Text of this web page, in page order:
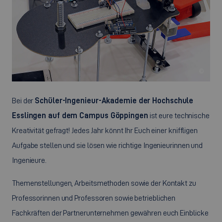
Bei der Schüler-Ingenieur-Akademie der Hochschule
Esslingen auf dem Campus Göppingen ist eure technische
Kreativität gefragt! Jedes Jahr könnt Ihr Euch einer kniffligen
Aufgabe stellen und sie lösen wie richtige Ingenieurinnen und
Ingenieure.
Themenstellungen, Arbeitsmethoden sowie der Kontakt zu
Professorinnen und Professoren sowie betrieblichen
Fachkräften der Partnerunternehmen gewähren euch Einblicke